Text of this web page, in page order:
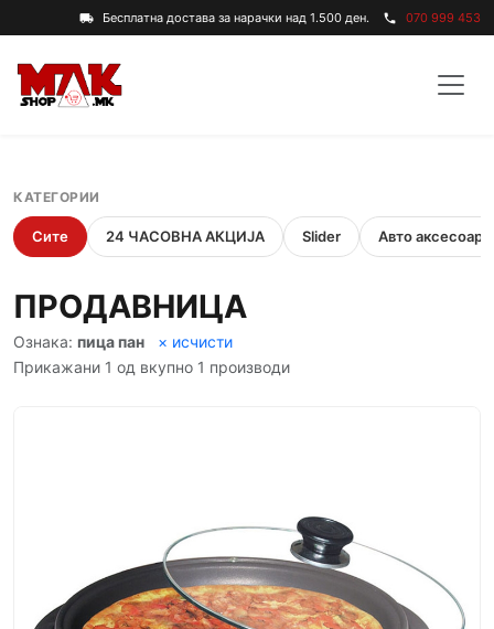
local_shipping Бесплатна достава за нарачки над 1.500 ден. phone 070 999 453
КАТЕГОРИИ
Сите 24 ЧАСОВНА АКЦИЈА Slider Авто аксесоари
ПРОДАВНИЦА
Ознака: пица пан
× исчисти
Прикажани 1 од вкупно 1 производи